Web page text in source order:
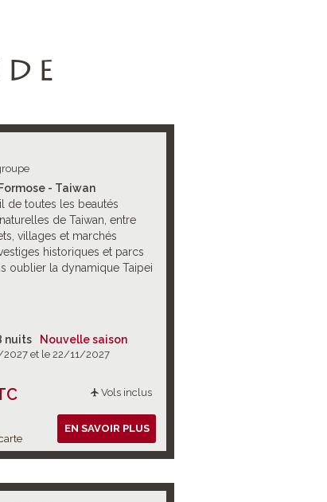
- Taiwan
de toutes les beautés
de Taiwan, entre
villages et marchés
historiques et parcs
oublier la dynamique Taipei
collection d’art de son
nuits Nouvelle saison
et le 22/11/2027
Vols inclus
EN SAVOIR PLUS